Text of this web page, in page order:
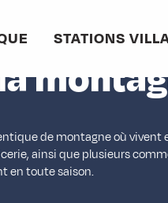
STATIONS
de montagne où
ainsi que plusieurs
en toute saison.